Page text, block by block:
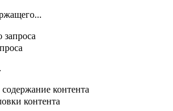
запроса
контента
контента